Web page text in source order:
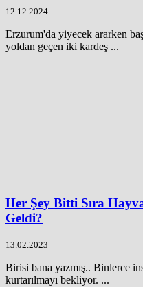
12.12.2024
Erzurum'da yiyecek ararken
yoldan geçen iki kardeş ...
Her Şey Bitti Sıra
Geldi?
13.02.2023
Birisi bana yazmış.. Binlerce
kurtarılmayı bekliyor. ...